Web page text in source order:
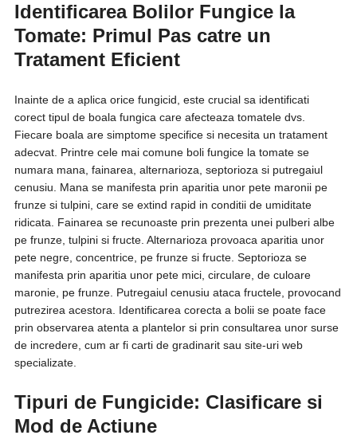
Identificarea Bolilor Fungice la
Tomate: Primul Pas catre un
Tratament Eficient
Inainte de a aplica orice fungicid, este crucial sa identificati
corect tipul de boala fungica care afecteaza tomatele dvs.
Fiecare boala are simptome specifice si necesita un tratament
adecvat. Printre cele mai comune boli fungice la tomate se
numara mana, fainarea, alternarioza, septorioza si putregaiul
cenusiu. Mana se manifesta prin aparitia unor pete maronii pe
frunze si tulpini, care se extind rapid in conditii de umiditate
ridicata. Fainarea se recunoaste prin prezenta unei pulberi albe
pe frunze, tulpini si fructe. Alternarioza provoaca aparitia unor
pete negre, concentrice, pe frunze si fructe. Septorioza se
manifesta prin aparitia unor pete mici, circulare, de culoare
maronie, pe frunze. Putregaiul cenusiu ataca fructele, provocand
putrezirea acestora. Identificarea corecta a bolii se poate face
prin observarea atenta a plantelor si prin consultarea unor surse
de incredere, cum ar fi carti de gradinarit sau site-uri web
specializate.
Tipuri de Fungicide: Clasificare si
Mod de Actiune